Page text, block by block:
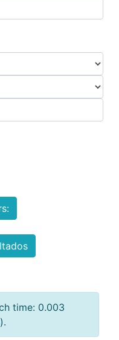
time: 0.003